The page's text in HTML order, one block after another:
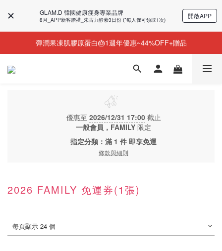
GLAM.D 韓國健康瘦身專業品牌
8月_APP新客贈禮_朱古力酵素3日份 (*每人僅可領取1次) 開啟APP
NEW💫ARI BOOTS 小腿足底按摩靴登場
今個夏天零糖輕鬆瘦⭐限時58%OFF＋贈品
彈潤果凍肌膠原蛋白🎂1週年優惠~44%OFF+贈品
NEW💫ARI BOOTS 小腿足底按摩靴登場
優惠至 2026/12/31 17:00截止
一般會員，FAMILY 限定
指定分類：滿 1 件 即享免運
條款與細則
2026 FAMILY 免運券(1張)
每頁顯示 24 個